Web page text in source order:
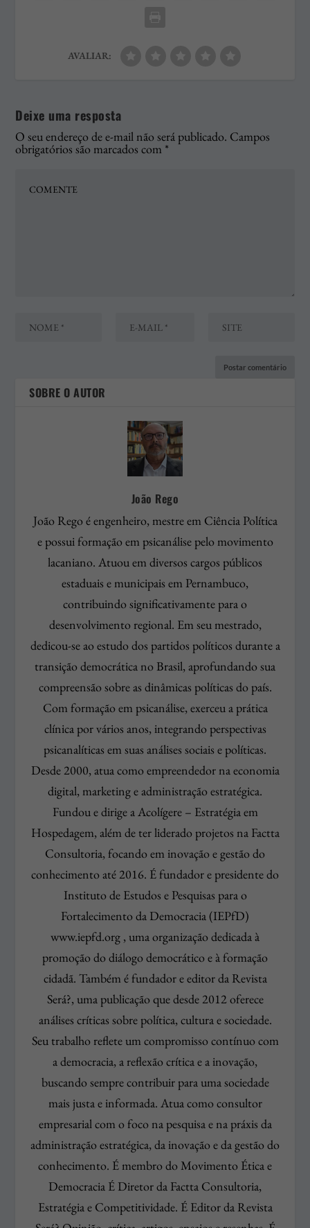
AVALIAR:
Deixe uma resposta
O seu endereço de e-mail não será publicado. Campos
obrigatórios são marcados com *
SOBRE O AUTOR
João Rego
João Rego é engenheiro, mestre em Ciência Política
e possui formação em psicanálise pelo movimento
lacaniano. Atuou em diversos cargos públicos
estaduais e municipais em Pernambuco,
contribuindo significativamente para o
desenvolvimento regional. Em seu mestrado,
dedicou-se ao estudo dos partidos políticos durante a
transição democrática no Brasil, aprofundando sua
compreensão sobre as dinâmicas políticas do país.
Com formação em psicanálise, exerceu a prática
clínica por vários anos, integrando perspectivas
psicanalíticas em suas análises sociais e políticas.
Desde 2000, atua como empreendedor na economia
digital, marketing e administração estratégica.
Fundou e dirige a Acolígere – Estratégia em
Hospedagem, além de ter liderado projetos na Factta
Consultoria, focando em inovação e gestão do
conhecimento até 2016. É fundador e presidente do
Instituto de Estudos e Pesquisas para o
Fortalecimento da Democracia (IEPfD)
www.iepfd.org , uma organização dedicada à
promoção do diálogo democrático e à formação
cidadã. Também é fundador e editor da Revista
Será?, uma publicação que desde 2012 oferece
análises críticas sobre política, cultura e sociedade.
Seu trabalho reflete um compromisso contínuo com
a democracia, a reflexão crítica e a inovação,
buscando sempre contribuir para uma sociedade
mais justa e informada. Atua como consultor
empresarial com o foco na pesquisa e na práxis da
administração estratégica, da inovação e da gestão do
conhecimento. É membro do Movimento Ética e
Democracia É Diretor da Factta Consultoria,
Estratégia e Competitividade. É Editor da Revista